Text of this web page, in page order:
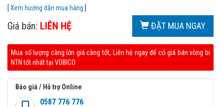
[Xem hướng dẫn mua hàng
Giá bán: LIÊN HỆ ĐẶT MUA NGAY
Mua số lượng càng lớn giá càng tốt, Liên hệ ngay để có giá bán vòng bi
NTN tốt nhất tại VOBICO
Báo giá / Hỗ trợ Online
0587 776 776